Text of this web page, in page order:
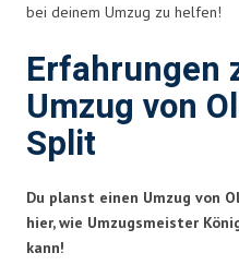
bei deinem Umzug zu helfen!
Erfahrungen
Umzug von
Split
Du planst einen Umzug von
hier, wie Umzugsmeister
kann!